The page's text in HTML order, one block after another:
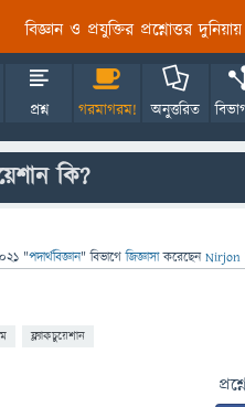
বিজ্ঞান ও প্রযুক্তির প্রশ্নোত্তর
প্রশ্ন গরমাগরম! অনুত্তরিত
কি?
"পদার্থবিজ্ঞান" বিভাগে জিজ্ঞাসাকরেছেনNirjon
ফ্ল্যাকচুয়েশান